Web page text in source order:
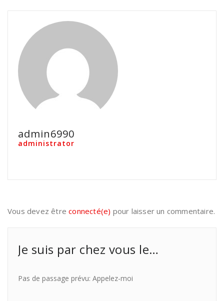
admin6990
administrator
Vous devez êtreconnecté(e) pour laisser un commentaire.
Je suis par chez vous le…
Pas de passage prévu: Appelez-moi